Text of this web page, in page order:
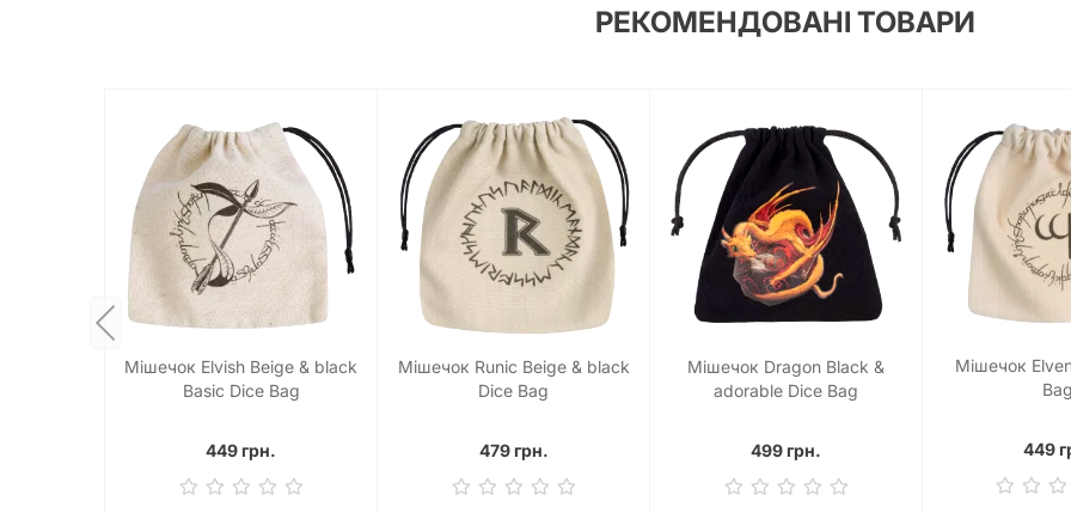
РЕКОМЕНДОВАНІ ТОВАРИ
Мішечок Elvish Beige & black
Basic Dice Bag
449 грн.
Мішечок Runic Beige & black
Dice Bag
479 грн.
Мішечок Dragon Black &
adorable Dice Bag
499 грн.
Мішечок
Bag
449